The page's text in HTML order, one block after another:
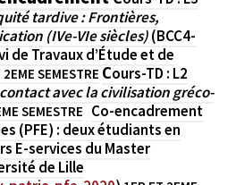
tardive : Frontières,
(IVe-VIe siècles)(BCC4-
de Travaux d’Étude et de
2EME SEMESTRE Сours-TD : L2
avec la civilisation gréco-
SEMESTRE Co-encadrement
(PFE) : deux étudiants en
E-services du Master
de Lille